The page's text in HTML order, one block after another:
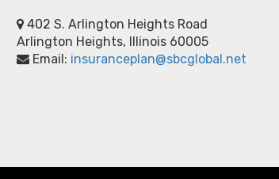
402 S. Arlington Heights Road
Arlington Heights, Illinois 60005
Email: insuranceplan@sbcglobal.net